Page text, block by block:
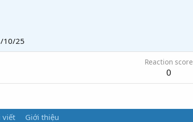
10/25
Reaction score
0
viết Giới thiệu